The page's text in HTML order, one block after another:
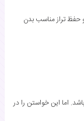
حفظ تراز مناسب بدن
اما این خواستن را در